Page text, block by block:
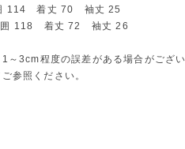
114 着丈 70 袖丈 25
118 着丈 72 袖丈 26
～3cm程度の誤差がある場合がござい
参照ください。